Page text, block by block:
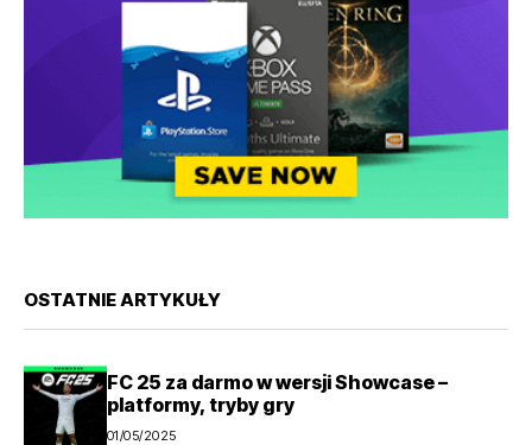
OSTATNIE ARTYKUŁY
FC 25 za darmo w wersji Showcase –
platformy, tryby gry
01/05/2025